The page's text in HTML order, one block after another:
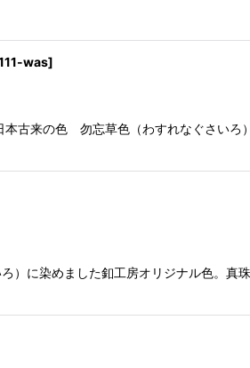
was]
古来の色 勿忘草色（わすれなぐさいろ
に染めました釦工房オリジナル色。真